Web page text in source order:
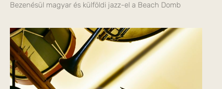
Bezenésül magyar és külföldi jazz-el a Beach Domb